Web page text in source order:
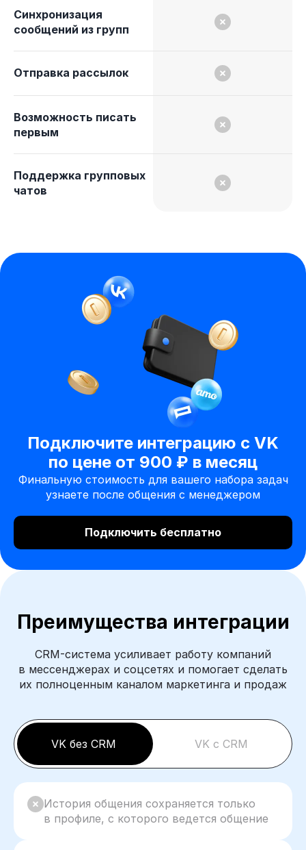
Синхронизация
сообщений из групп
Отправка рассылок
Возможность писать
первым
Поддержка групповых
чатов
Подключите интеграцию с VK
по цене от 900 ₽ в месяц
Финальную стоимость для вашего набора задач
узнаете после общения с менеджером
Подключить бесплатно
Преимущества интеграции
CRM-система усиливает работу компаний
в мессенджерах и соцсетях и помогает сделать
их полноценным каналом маркетинга и продаж
VK без CRM VK с CRM
История общения сохраняется только
в профиле, с которого ведется общение